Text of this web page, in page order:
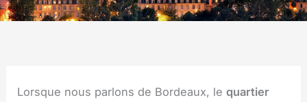
Lorsque nous parlons de Bordeaux, lequartier